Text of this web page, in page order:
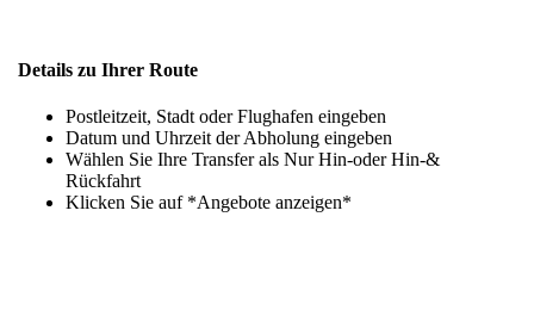
Details zu Ihrer Route
Postleitzeit, Stadt oder Flughafen eingeben
Datum und Uhrzeit der Abholung eingeben
Wählen Sie Ihre Transfer als Nur Hin-oder Hin-&
Rückfahrt
Klicken Sie auf *Angebote anzeigen*